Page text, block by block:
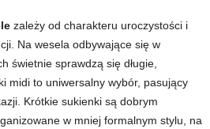
zależy od charakteru uroczystości i
Na wesela odbywające się w
świetnie sprawdzą się długie,
midi to uniwersalny wybór, pasujący
Krótkie sukienki są dobrym
w mniej formalnym stylu, na